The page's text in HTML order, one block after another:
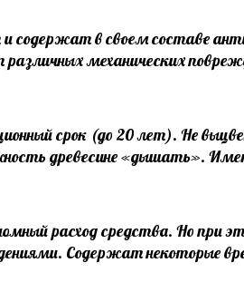
содержат в своем составе
механических
срок (до 20 лет). Не
древесине «дышать».
расход средства. Но при
Содержат некоторые